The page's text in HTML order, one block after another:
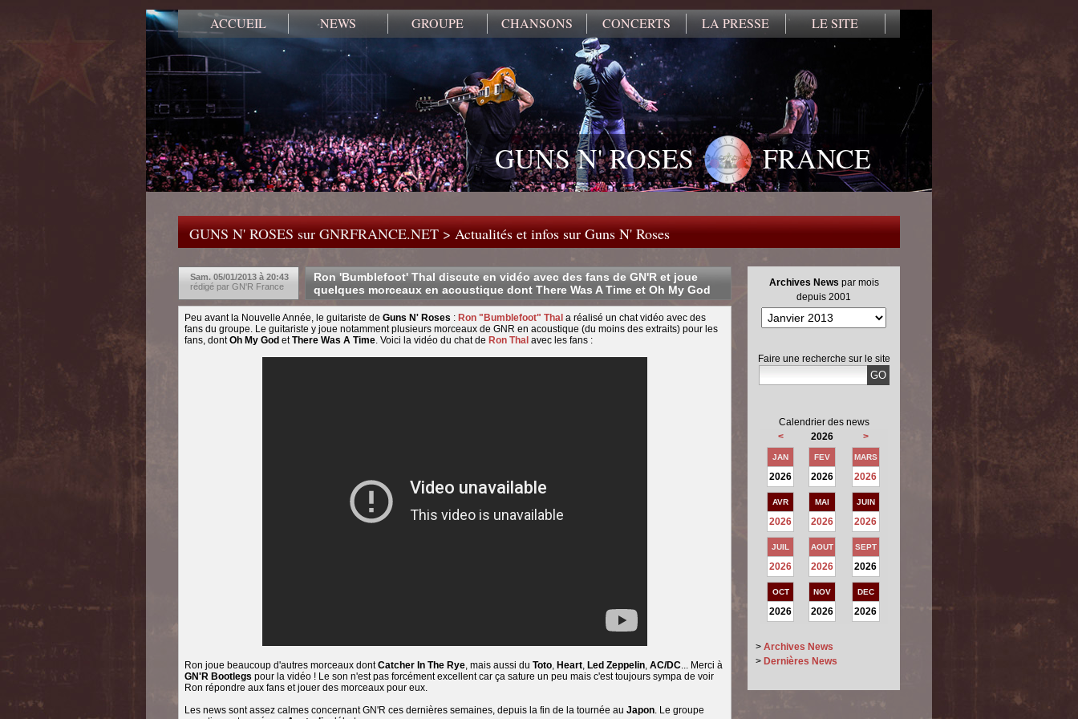
ACCUEIL NEWS GROUPE CHANSONS CONCERTS LA PRESSE LE SITE
GUNS N' ROSES FRANCE
GUNS N' ROSES sur GNRFRANCE.NET> Actualités et infos sur Guns N' Roses
Sam. 05/01/2013 à 20:43
rédigé par GN'R France
Ron 'Bumblefoot' Thal discute en vidéo avec des fans de GN'R et joue
quelques morceaux en acoustique dont There Was A Time et Oh My God
Peu avant la Nouvelle Année, le guitariste de Guns N' Roses : Ron "Bumblefoot" Thal a réalisé un chat vidéo avec des
fans du groupe. Le guitariste y joue notamment plusieurs morceaux de GNR en acoustique (du moins des extraits) pour les
fans, dontOh My God etThere Was A Time. Voici la vidéo du chat de Ron Thal avec les fans :
Ron joue beaucoup d'autres morceaux dontCatcher In The Rye, mais aussi du Toto, Heart, Led Zeppelin, AC/DC... Merci à
GN'R Bootlegs pour la vidéo ! Le son n'est pas forcément excellent car ça sature un peu mais c'est toujours sympa de voir
Ron répondre aux fans et jouer des morceaux pour eux.
Les news sont assez calmes concernant GN'R ces dernières semaines, depuis la fin de la tournée au Japon. Le groupe
Archives News par mois
depuis 2001
Faire une recherche sur le site
Calendrier des news
<
2026 >
JAN
2026
FEV
2026
MARS
2026
AVR
2026
MAI
2026
JUIN
2026
JUIL
2026
AOUT
2026
SEPT
2026
OCT
2026
NOV
2026
DEC
2026
> Archives News
> Dernières News